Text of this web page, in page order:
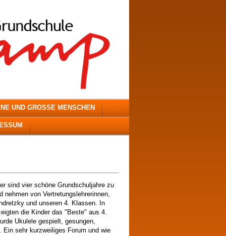
UND GROSSE MENSCHEN
sind vier schöne Grundschuljahre zu
nehmen von Vertretungslehrerinnen,
und unseren 4. Klassen. In
die Kinder das "Beste" aus 4.
Ukulele gespielt, gesungen,
Ein sehr kurzweiliges Forum und wie